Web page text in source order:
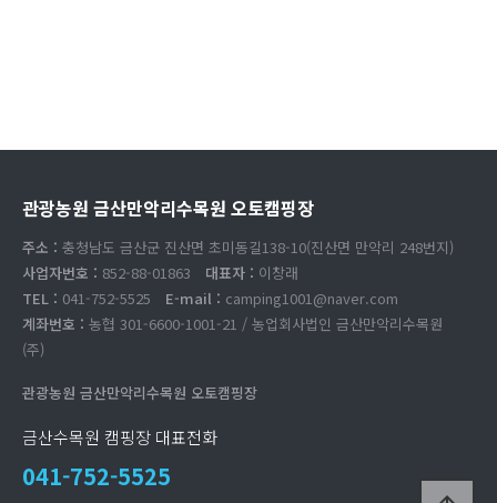
관광농원 금산만악리수목원 오토캠핑장
주소 : 충청남도 금산군 진산면 초미동길138-10(진산면 만악리 248번지)
사업자번호 : 852-88-01863 대표자 : 이창래
TEL : 041-752-5525 E-mail : camping1001@naver.com
계좌번호 : 농협 301-6600-1001-21 / 농업회사법인 금산만악리수목원
(주)
관광농원 금산만악리수목원 오토캠핑장
금산수목원 캠핑장 대표전화
041-752-5525